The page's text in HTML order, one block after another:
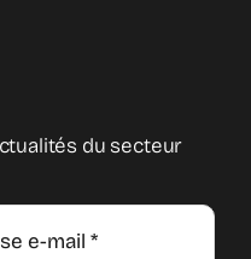
du secteur